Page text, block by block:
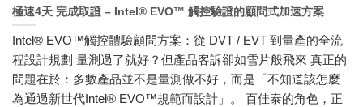
極速4天 完成取證 – Intel® EVO™ 觸控驗證的顧問式加速方案
Intel® EVO™觸控體驗顧問方案：從 DVT / EVT 到量產的全流
程設計規劃 量測過了就好？但產品客訴卻如雪片般飛來 真正的
問題在於：多數產品並不是量測做不好，而是「不知道該怎麼
為通過新世代Intel® EVO™規範而設計」。 百佳泰的角色，正